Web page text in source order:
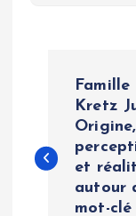
s
Famille
Kretz
Origine,
et
autour
mot-clé